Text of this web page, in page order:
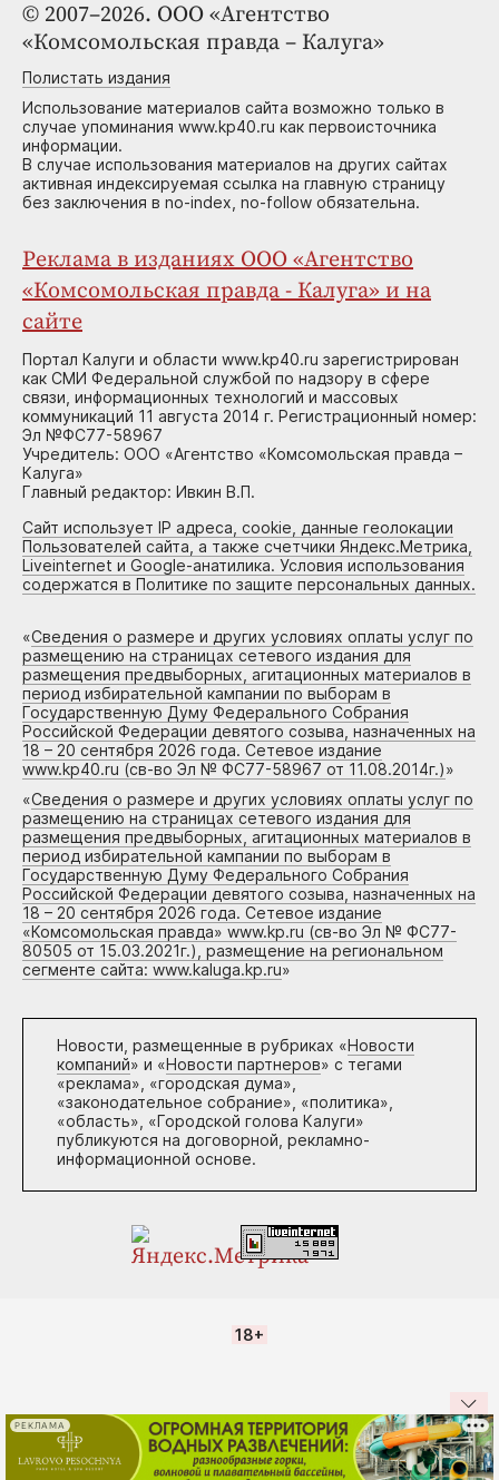
© 2007–2026. ООО «Агентство
«Комсомольская правда – Калуга»
Полистать издания
Использование материалов сайта возможно только в
случае упоминания www.kp40.ru как первоисточника
информации.
В случае использования материалов на других сайтах
активная индексируемая ссылка на главную страницу
без заключения в no-index, no-follow обязательна.
Реклама в изданиях ООО «Агентство
«Комсомольская правда - Калуга» и на
сайте
Портал Калуги и области www.kp40.ru зарегистрирован
как СМИ Федеральной службой по надзору в сфере
связи, информационных технологий и массовых
коммуникаций 11 августа 2014 г. Регистрационный номер:
Эл №ФС77-58967
Учредитель: ООО «Агентство «Комсомольская правда –
Калуга»
Главный редактор: Ивкин В.П.
Сайт использует IP адреса, cookie, данные геолокации
Пользователей сайта, а также счетчики Яндекс.Метрика,
Liveinternet и Google-анатилика. Условия использования
содержатся в Политике по защите персональных данных.
«Сведения о размере и других условиях оплаты услуг по
размещению на страницах сетевого издания для
размещения предвыборных, агитационных материалов в
период избирательной кампании по выборам в
Государственную Думу Федерального Собрания
Российской Федерации девятого созыва, назначенных на
18 – 20 сентября 2026 года. Сетевое издание
www.kp40.ru (св-во Эл № ФС77-58967 от 11.08.2014г.)»
«Сведения о размере и других условиях оплаты услуг по
размещению на страницах сетевого издания для
размещения предвыборных, агитационных материалов в
период избирательной кампании по выборам в
Государственную Думу Федерального Собрания
Российской Федерации девятого созыва, назначенных на
18 – 20 сентября 2026 года. Сетевое издание
«Комсомольская правда» www.kp.ru (св-во Эл № ФС77-
80505 от 15.03.2021г.), размещение на региональном
сегменте сайта: www.kaluga.kp.ru»
Новости, размещенные в рубриках «Новости
компаний» и «Новости партнеров» с тегами
«реклама», «городская дума»,
«законодательное собрание», «политика»,
«область», «Городской голова Калуги»
публикуются на договорной, рекламно-
информационной основе.
18+
РЕКЛАМА